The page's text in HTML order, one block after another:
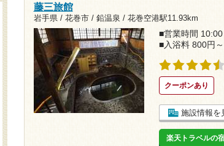
藤三旅館
岩手県 / 花巻市 / 鉛温泉 / 花巻空港駅11.93km
■営業時間
■入浴料 800円～
クーポンあり
施設情報を
楽天トラベルの